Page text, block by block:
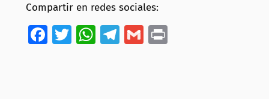
Compartir en redes sociales:
Facebook
Twitter
WhatsApp
Telegram
GmailPrint